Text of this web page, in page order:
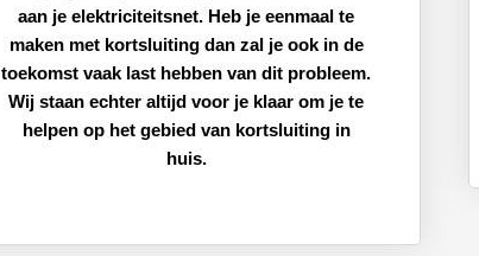
aan je elektriciteitsnet. Heb je eenmaal te
maken met kortsluiting dan zal je ook in de
toekomst vaak last hebben van dit probleem.
Wij staan echter altijd voor je klaar om je te
helpen op het gebied van kortsluiting in
huis.